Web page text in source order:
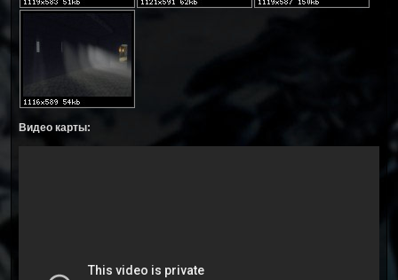
Видео карты: